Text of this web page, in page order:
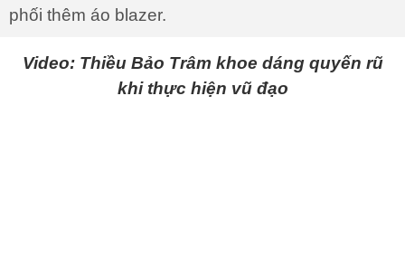
phối thêm áo blazer.
Video: Thiều Bảo Trâm khoe dáng quyến rũ
khi thực hiện vũ đạo